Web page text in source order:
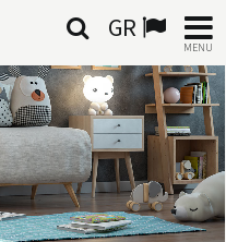
GR
MENU